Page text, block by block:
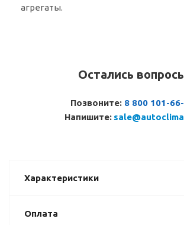
агрегаты.
Остались
Позвоните: 8 800 101-
Напишите:
Характеристики
Оплата